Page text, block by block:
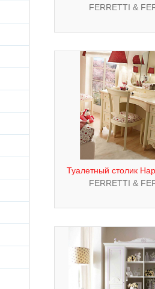
FERRETTI &
Туалетный столик
FERRETTI &